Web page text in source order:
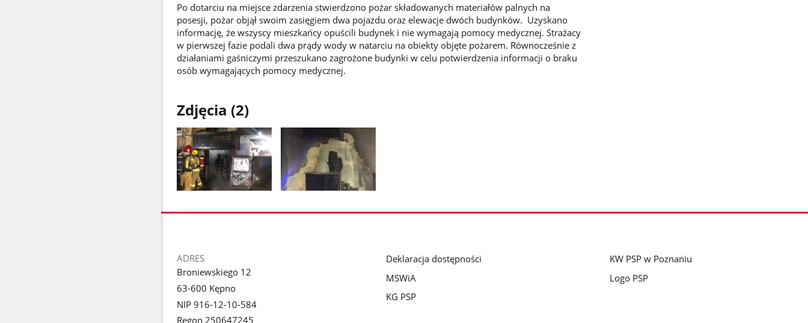
Po dotarciu na miejsce zdarzenia stwierdzono pożar składowanych materiałów palnych na
posesji, pożar objął swoim zasięgiem dwa pojazdu oraz elewacje dwóch budynków. Uzyskano
informację, że wszyscy mieszkańcy opuścili budynek i nie wymagają pomocy medycznej. Strażacy
w pierwszej fazie podali dwa prądy wody w natarciu na obiekty objęte pożarem. Równocześnie z
działaniami gaśniczymi przeszukano zagrożone budynki w celu potwierdzenia informacji o braku
osób wymagających pomocy medycznej.
Zdjęcia (2)
stopka
ADRES
Broniewskiego 12
63-600 Kępno
NIP 916-12-10-584
Regon 250647245
Deklaracja dostępności
MSWiA
KG PSP
KW PSP w Poznaniu
Logo PSP